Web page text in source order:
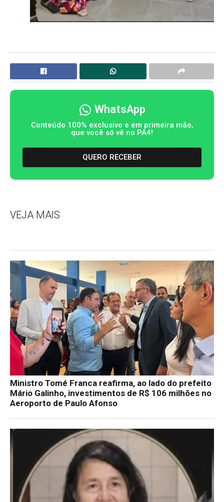
WhatsApp
Conteúdo 100% exclusivo e em primeira mão,
que você só vê no PA4!
QUERO RECEBER
VEJA MAIS
Ministro Tomé Franca reafirma, ao lado do prefeito
Mário Galinho, investimentos de R$ 106 milhões no
Aeroporto de Paulo Afonso